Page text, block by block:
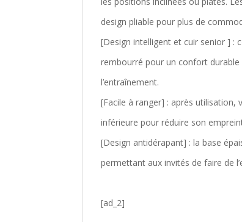
design pliable pour plus de
[Design intelligent et cuir senior ] :
rembourré pour un confort
l’entraînement.
[Facile à ranger] : après utilisation,
inférieure pour réduire son
[Design antidérapant] : la base
permettant aux invités de faire de
[ad_2]